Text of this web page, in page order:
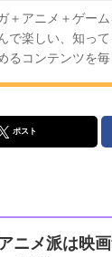
＋アニメ＋ゲー
んで楽しい、知っ
るコンテンツを毎
ポスト
ニメ派は映